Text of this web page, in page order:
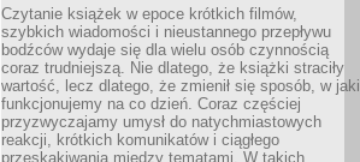
Czytanie książek w epoce krótkich filmów,
szybkich wiadomości i nieustannego przepływu
bodźców wydaje się dla wielu osób czynnością
coraz trudniejszą. Nie dlatego, że książki straciły
wartość, lecz dlatego, że zmienił się sposób, w jaki
funkcjonujemy na co dzień. Coraz częściej
przyzwyczajamy umysł do natychmiastowych
reakcji, krótkich komunikatów i ciągłego
przeskakiwania między tematami. W takich